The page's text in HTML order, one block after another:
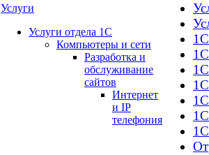
Услуги
Услуги отдела 1С
Компьютеры и сети
Разработка и
обслуживание
сайтов
Интернет
и IP
телефония